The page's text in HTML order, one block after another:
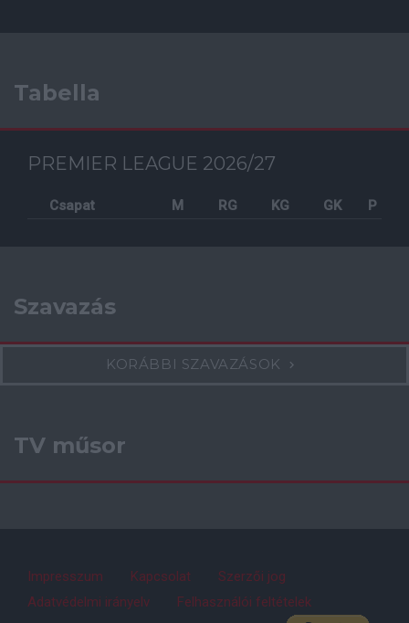
Tabella
PREMIER LEAGUE 2026/27
Csapat M RG KG GK P
Szavazás
KORÁBBI SZAVAZÁSOK
TV műsor
Impresszum Kapcsolat
Szerzői jog
Adatvédelmi irányelv
Felhasználói feltételek